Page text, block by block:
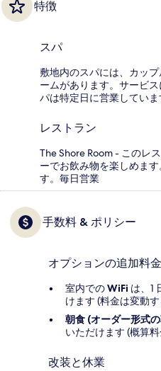
特徴
スパ
敷地内のスパには、カッ
ームがあります。サービ
パは特定日に営業していま
レストラン
The Shore Room - このレ
ーでお飲み物を楽しめま
す。毎日営業
手数料 & ポリシー
オプションの追加料金
室内でのWiFi は、1
けます (料金は変動
朝食 (オーダー形式
いただけます (概算
改装と休業